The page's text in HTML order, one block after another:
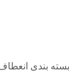
بندی